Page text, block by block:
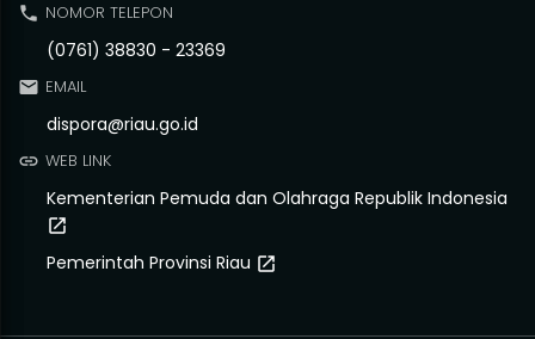
phone NOMOR TELEPON
(0761) 38830 - 23369
email EMAIL
dispora@riau.go.id
link WEB LINK
Kementerian Pemuda dan Olahraga Republik Indonesia
open_in_new
Pemerintah Provinsi Riau open_in_new